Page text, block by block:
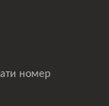
номер